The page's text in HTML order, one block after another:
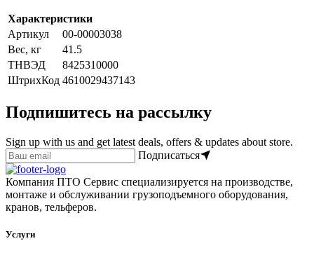
Характеристики
Артикул
00-00003038
Вес, кг
41.5
ТНВЭД
8425310000
ШтрихКод 4610029437143
Подпишитесь на рассылку
Sign up with us and get latest deals, offers & updates about store.
Подписаться
Компания ПТО Сервис специализируется на производстве,
монтаже и обслуживании грузоподъемного оборудования,
кранов, тельферов.
Услуги